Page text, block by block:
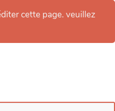
cette page. veuillez